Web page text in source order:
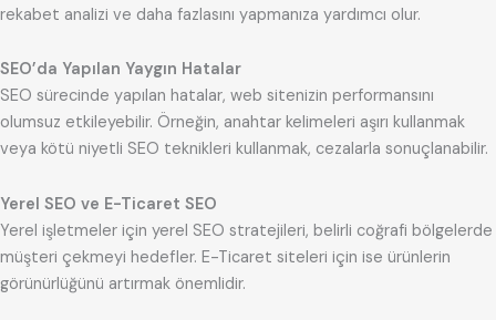
rekabet analizi ve daha fazlasını yapmanıza yardımcı olur.
SEO’da Yapılan Yaygın Hatalar
SEO sürecinde yapılan hatalar, web sitenizin performansını
olumsuz etkileyebilir. Örneğin, anahtar kelimeleri aşırı kullanmak
veya kötü niyetli SEO teknikleri kullanmak, cezalarla sonuçlanabilir.
Yerel SEO ve E-Ticaret SEO
Yerel işletmeler için yerel SEO stratejileri, belirli coğrafi bölgelerde
müşteri çekmeyi hedefler. E-Ticaret siteleri için ise ürünlerin
görünürlüğünü artırmak önemlidir.